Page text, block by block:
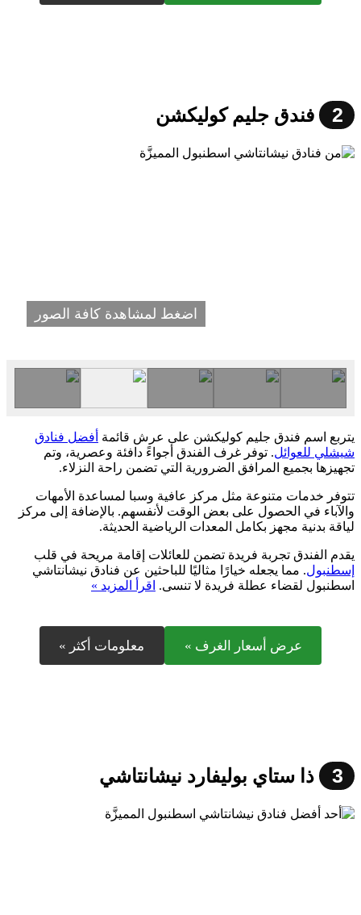
2 فندق جليم كوليكشن
اضغط لمشاهدة كافة الصور
يتربع اسم فندق جليم كوليكشن على عرش قائمة أفضل فنادق
شيشلي للعوائل. توفر غرف الفندق أجواءً دافئة وعصرية، وتم
تجهيزها بجميع المرافق الضرورية التي تضمن راحة النزلاء.
تتوفر خدمات متنوعة مثل مركز عافية وسبا لمساعدة الأمهات
والآباء في الحصول على بعض الوقت لأنفسهم. بالإضافة إلى مركز
لياقة بدنية مجهز بكامل المعدات الرياضية الحديثة.
يقدم الفندق تجربة فريدة تضمن للعائلات إقامة مريحة في قلب
إسطنبول. مما يجعله خيارًا مثاليًا للباحثين عن فنادق نيشانتاشي
اسطنبول لقضاء عطلة فريدة لا تنسى. اقرأ المزيد »
عرض أسعار الغرف » معلومات أكثر »
3 ذا ستاي بوليفارد نيشانتاشي